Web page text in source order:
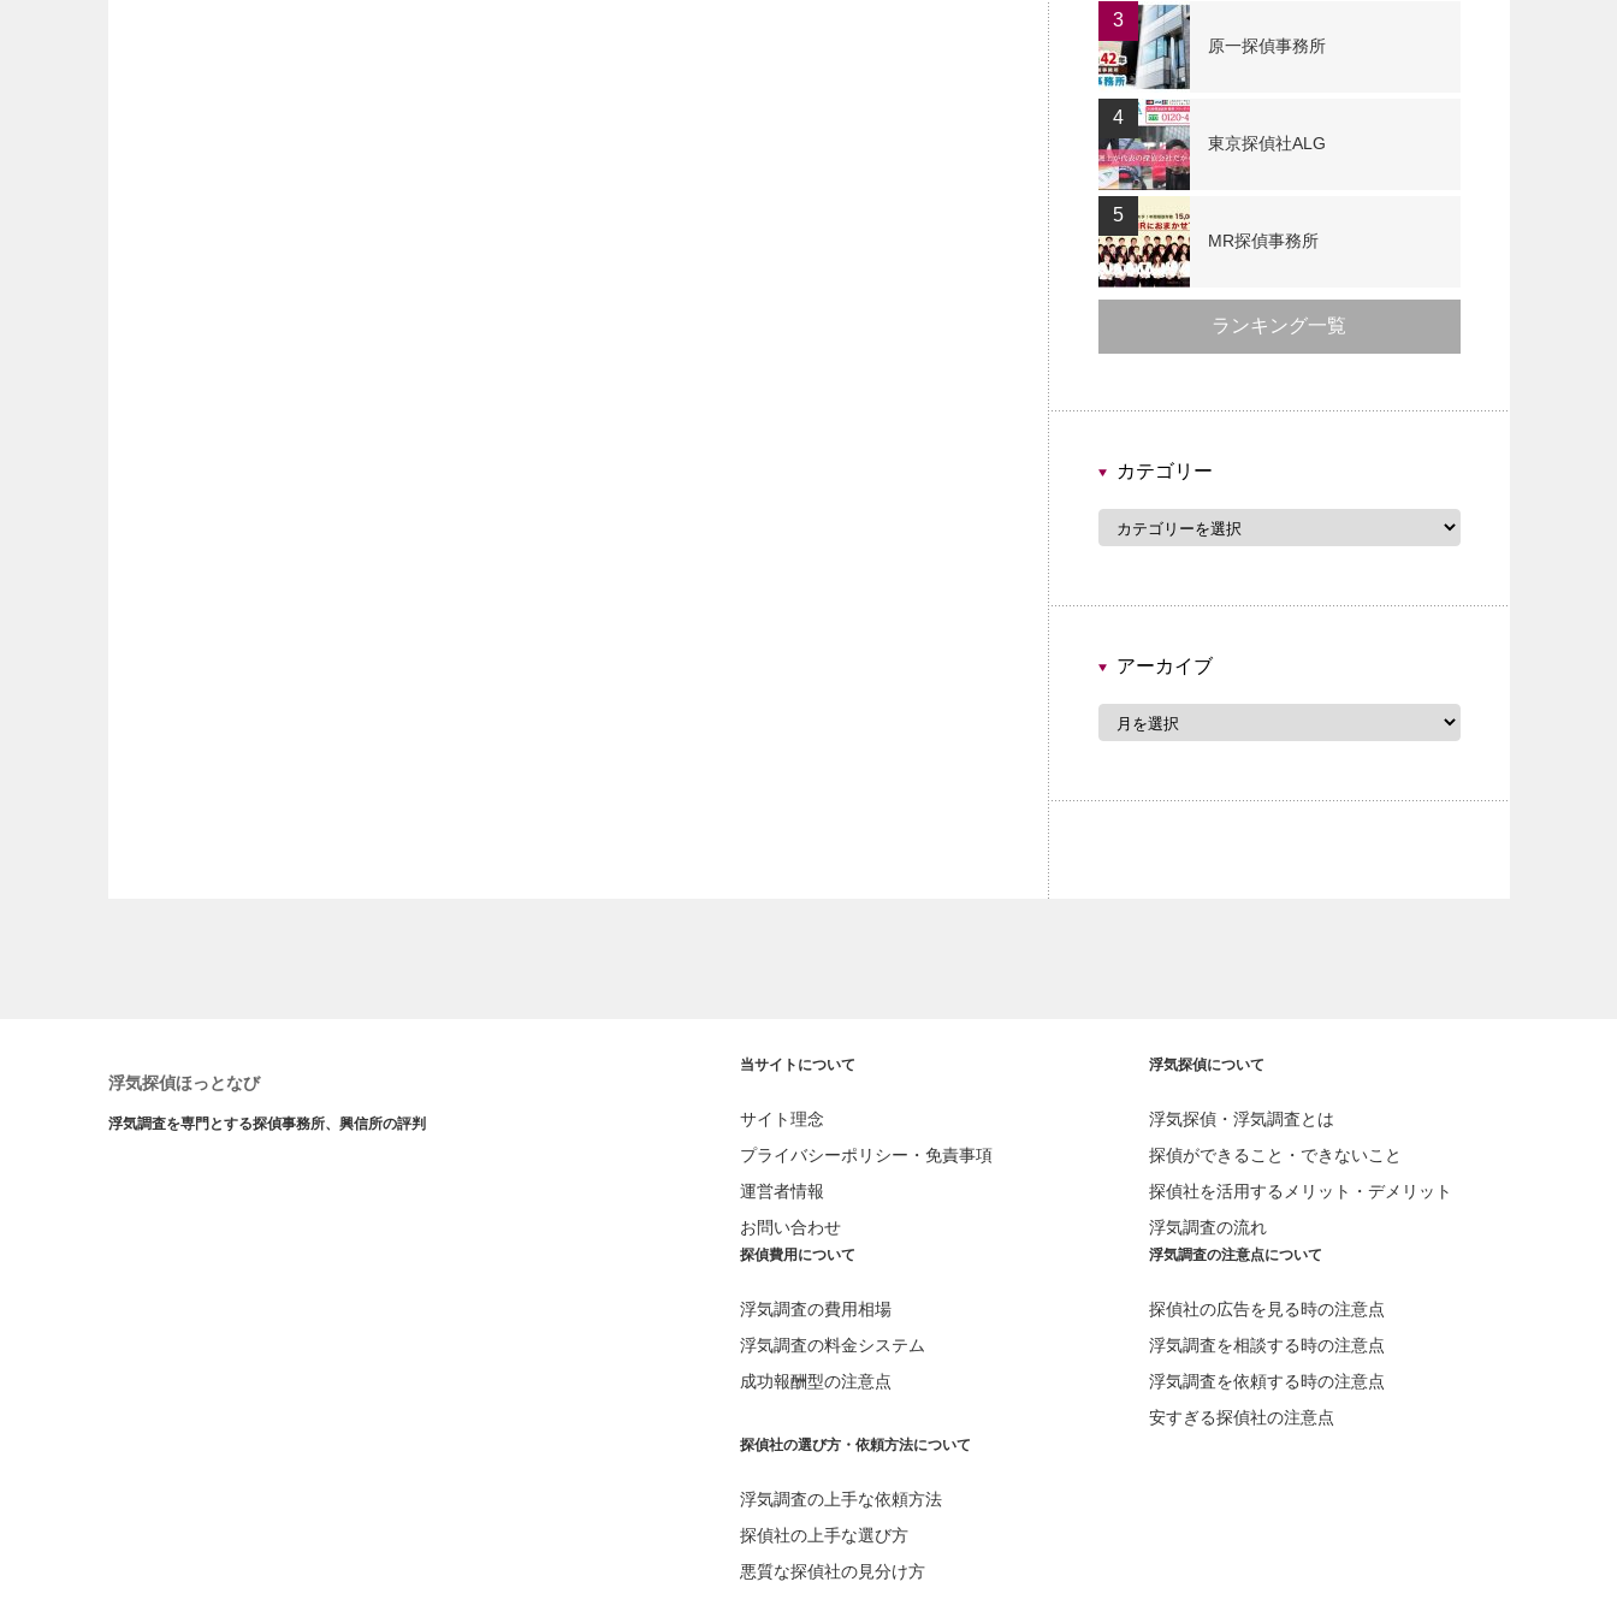
3
原一探偵事務所
4
東京探偵社ALG
5
MR探偵事務所
ランキング一覧
カテゴリー
アーカイブ
浮気探偵ほっとなび
浮気調査を専門とする探偵事務所、興信所の評判
当サイトについて
サイト理念
プライバシーポリシー・免責事項
運営者情報
お問い合わせ
浮気探偵について
浮気探偵・浮気調査とは
探偵ができること・できないこと
探偵社を活用するメリット・デメリット
浮気調査の流れ
探偵費用について
浮気調査の費用相場
浮気調査の料金システム
成功報酬型の注意点
浮気調査の注意点について
探偵社の広告を見る時の注意点
浮気調査を相談する時の注意点
浮気調査を依頼する時の注意点
安すぎる探偵社の注意点
探偵社の選び方・依頼方法について
浮気調査の上手な依頼方法
探偵社の上手な選び方
悪質な探偵社の見分け方